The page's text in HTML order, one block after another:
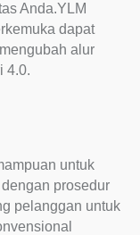
Anda.YLM
dapat
alur
4.0.
untuk
prosedur
pelanggan untuk